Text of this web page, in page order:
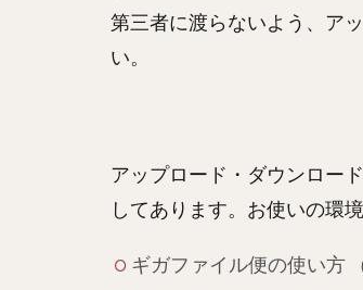
第三者に渡らないよう、ア
い。
アップロード・ダウンロー
してあります。お使いの環
ギガファイル便の使い方